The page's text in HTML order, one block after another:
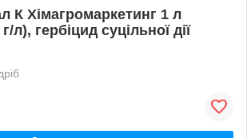
К Хімагромаркетинг 1 л
л), гербіцид суцільної дії